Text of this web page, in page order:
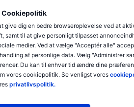
Cookiepolitik
give dig en bedre browseroplevelse ved at
samt til at give personligt tilpasset
medier. Ved at vælge "Acceptér alle"
af personlige data. Vælg "Administrer
Du kan til enhver tid ændre dine
vores cookiepolitik. Se venligst vores
privatlivspolitik.
XXXXXXX XXXXXXX
XXXXXXX